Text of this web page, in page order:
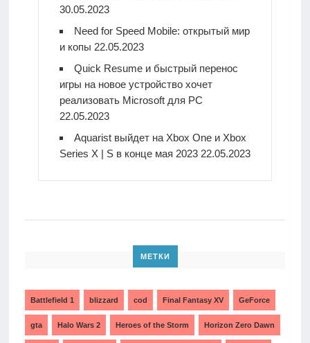
30.05.2023
Need for Speed Mobile: открытый мир
и копы 22.05.2023
Quick Resume и быстрый перенос
игры на новое устройство хочет
реализовать Microsoft для PC
22.05.2023
Aquarist выйдет на Xbox One и Xbox
Series X | S в конце мая 2023 22.05.2023
МЕТКИ
Battlefield 1 blizzard cod Final Fantasy XV GeForce
gta Halo Wars 2 Heroes of the Storm Horizon Zero Dawn